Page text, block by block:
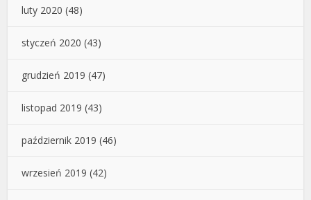
luty 2020 (48)
styczeń 2020 (43)
grudzień 2019 (47)
listopad 2019 (43)
październik 2019 (46)
wrzesień 2019 (42)